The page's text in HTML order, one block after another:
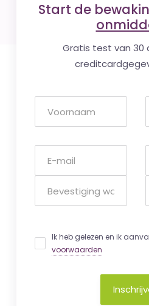
Start de
Gratis test van
Ik heb gelezen en ik
voorwaarden